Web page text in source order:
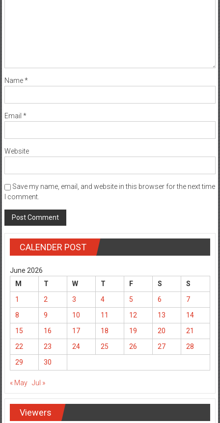
Name*
Email *
Website
Save my name, email, and website in this browser for the next time
I comment.
CALENDER POST
June 2026
M
T W T F S
S
1
2 3 4 5 6
7
8
9 10 11 12 13
14
15
16 17 18 19 20
21
22
23 24 25 26 27
28
29
30
« May Jul »
Viewers